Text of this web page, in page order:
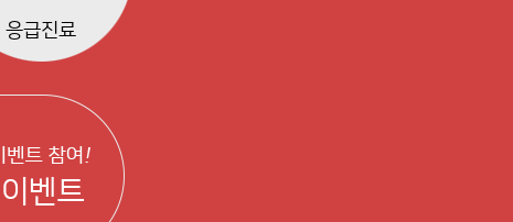
응급진료